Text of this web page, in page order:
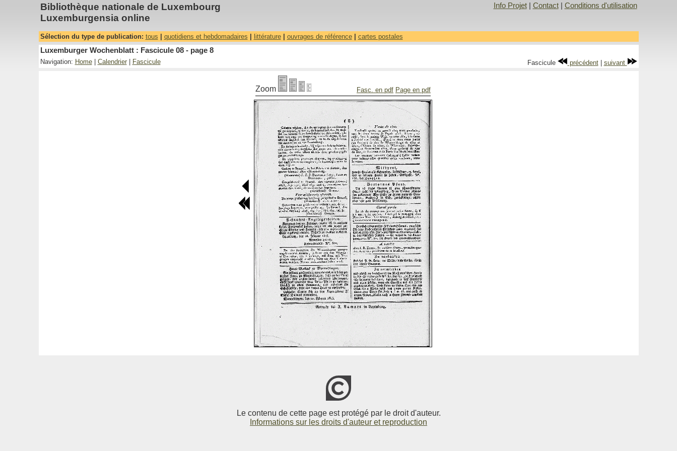
Bibliothèque nationale de Luxembourg
Luxemburgensia online
Info Projet| Contact| Conditions d'utilisation
Sélection du type de publication: tous quotidiens et hebdomadaires littérature| ouvrages de référence| cartes postales
Luxemburger Wochenblatt : Fascicule 08 - page 8
Navigation: Home| Calendrier| Fascicule Fascicule précédent| suivant
Zoom Fasc. en pdf Page en pdf
Le contenu de cette page est protégé par le droit d'auteur.
Informations sur les droits d'auteur et reproduction